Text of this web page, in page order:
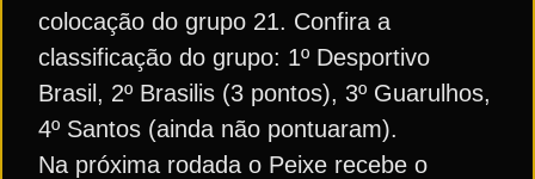
colocação do grupo 21. Confira a
classificação do grupo: 1º Desportivo
Brasil, 2º Brasilis (3 pontos), 3º Guarulhos,
4º Santos (ainda não pontuaram).
Na próxima rodada o Peixe recebe o